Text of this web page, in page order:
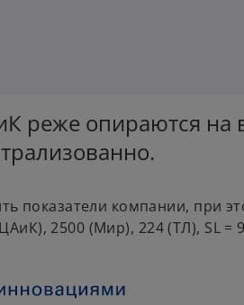
реже опираются
показатели компании, при
2500 (Мир), 224 (ТЛ), SL =